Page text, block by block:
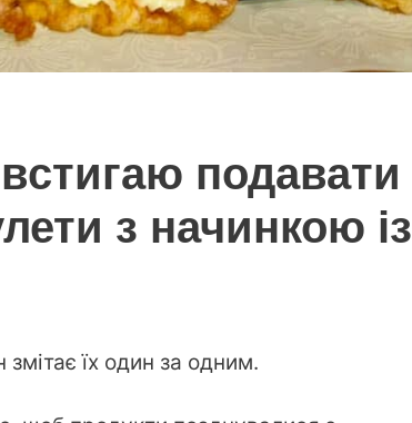
подавати
з начинкою із
їх один за одним.